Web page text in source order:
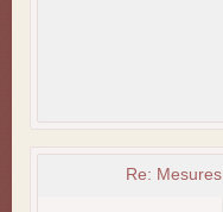
Re: Mesures